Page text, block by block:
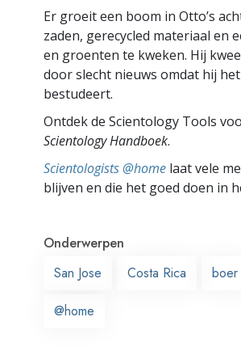
Er groeit een boom in Otto’s
zaden, gerecycled materiaal en
en groenten te kweken. Hij
door slecht nieuws omdat hij het
bestudeert.
Ontdek de Scientology Tools
Scientology Handboek.
Scientologists @home laat vele
blijven en die het goed doen in
Onderwerpen
San Jose
Costa Rica boer
@home